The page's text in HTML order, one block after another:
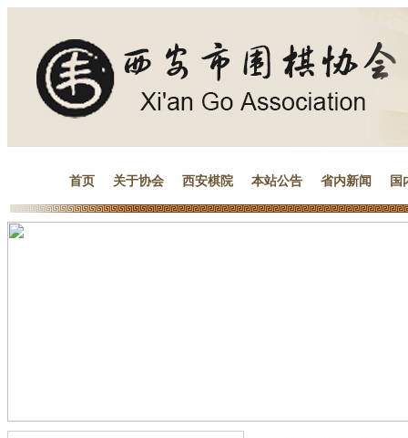
首页 关于协会 西安棋院 本站公告 省内新闻 国